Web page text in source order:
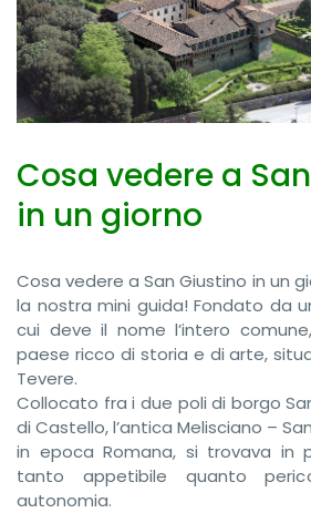
Cosa vedere a
in un giorno
Cosa vedere a San Giustino in un
la nostra mini guida! Fondato da
cui deve il nome l’intero
paese ricco di storia e di arte,
Tevere.
Collocato fra i due poli di borgo
di Castello, l’antica Melisciano –
in epoca Romana, si trovava in
tanto appetibile quanto
autonomia.